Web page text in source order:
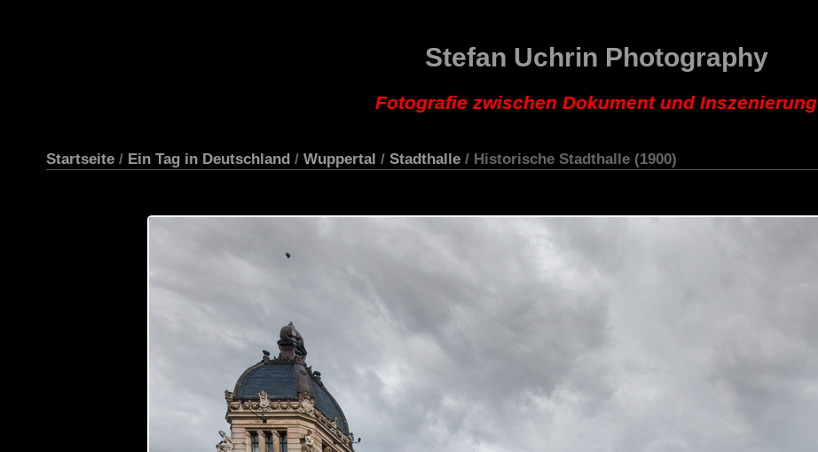
Stefan Uchrin Photography
Fotografie zwischen Dokument und Inszenierung
Startseite / Ein Tag in Deutschland / Wuppertal / Stadthalle / Historische Stadthalle (1900)